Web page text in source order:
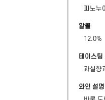
피노누
알콜
12.0%
테이스팅
과실향
와인 설명